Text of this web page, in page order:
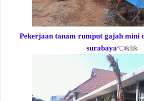
Pekerjaan tanam rumput gajah mini
surabaya👈klik